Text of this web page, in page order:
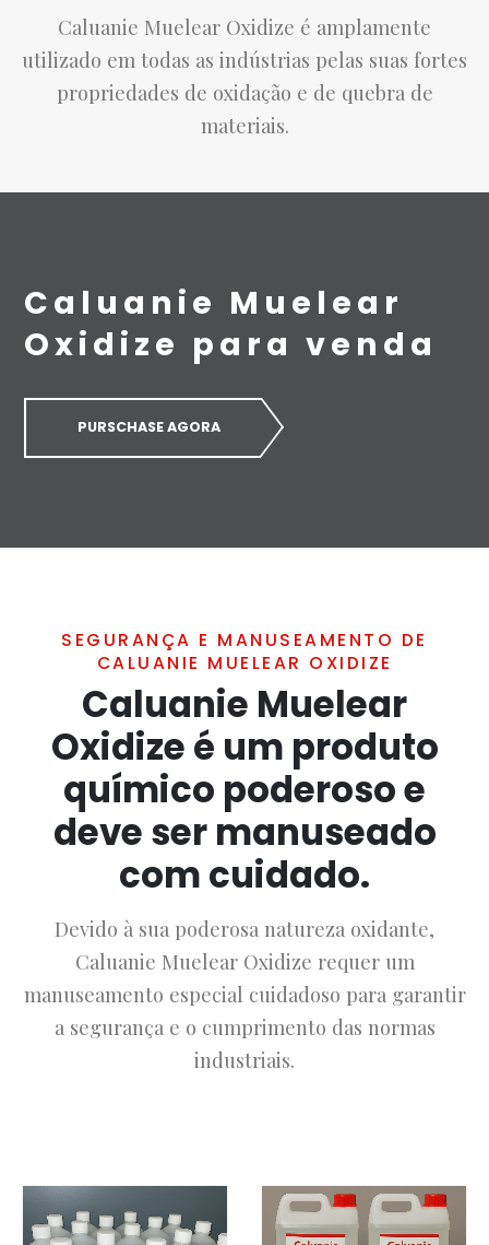
Caluanie Muelear Oxidize é amplamente
utilizado em todas as indústrias pelas suas fortes
propriedades de oxidação e de quebra de
materiais.
Caluanie Muelear
Oxidize para venda
PURSCHASE AGORA
SEGURANÇA E MANUSEAMENTO DE
CALUANIE MUELEAR OXIDIZE
Caluanie Muelear
Oxidize é um produto
químico poderoso e
deve ser manuseado
com cuidado.
Devido à sua poderosa natureza oxidante,
Caluanie Muelear Oxidize requer um
manuseamento especial cuidadoso para garantir
a segurança e o cumprimento das normas
industriais.